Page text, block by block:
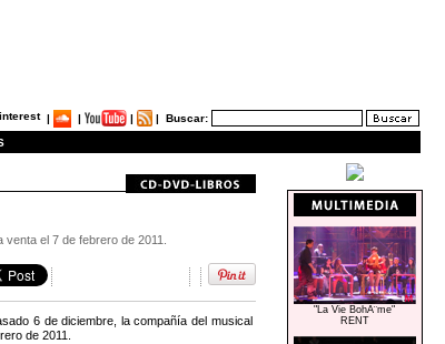
| | | | Buscar:
el 7 de febrero de 2011.
6 de diciembre, la compañía del musical
de 2011.
"La Vie BohÃ¨me"
RENT